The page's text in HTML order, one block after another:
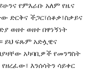
የምእራቡ አለም የዜና
ድርቅና ችጋር፣ሰቆቃ፣ስቃይና
ወዘተ ወዘተ በዋነኝነት
ይህ ፍጹም አድሏዊና
አካባቢዎች የመንግስት
እንሰሳትን ሳይቀር